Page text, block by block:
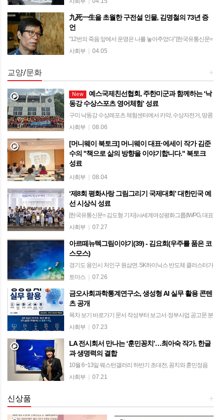
끊임없이 업계 관…
九死一生을 초월한 구전설 인물, 김명철의 73년 증
언
“12번의 죽음 앞에서 운명은 나를 놓아주었다” [한국유통신문=
김도형 기자] 전자통신·산업 전문가 출신의 김명철(73) 씨는
사회부 | 04.05
+
교양/문화
New
예스국제친선협회, 주한미군과 함께하는 ‘낙
동강 수상스포츠 영어체험’ 성료
구미 낙동강 수상레포츠 체험센터에서 카약, 수상자전거, 땅콩
보트 등 타며 미군과 수상스포츠 4년째 이어온 행사… “영어를
자] 예스국제친선협회(Yes In…
사회부 | 08.06
[머니웨이 북토크] 머니웨이 대표·에세이 작가 김준
수의 "책으로 삶의 방향을 이야기합니다." 북토크
성료
상주시립도서관에서 시민 40여 명과 함께… 책을 통해 사람과
시립도서관에서 열린 '머니웨이 북토크'에 약 40명의 시민들이
함께하며 뜻깊은 시간을 만들었다…
사회부 | 08.04
‘제8회 평화사랑 그림그리기 국제대회’ 대한민국 예
선 시상식 성료
[한국유통신문= 김도형 기자] ㈔세계여성평화그룹(IWPG, 대표
전나영)이 주최·주관한 ‘제8회 평화사랑 그림그리기 국제대회’
동에서 성료됐다. 올해로 8회…
사회부 | 07.27
아르떼뉴텍그림이야기(39) - 김요희(우주를 품은 코
스모스)
경기도 용인시 처인구 원삼면. SK하이닉스 반도체 클러스터가
분주히 조성되고 있는 이곳에는 첨단산업의 역동성과는 또 다
869(Lille 869)이다. ​ 카페의…
토마스 | 07.26
금오사회과학통계연구소, 생성형 AI 실무 활용 콘텐
츠 공개
목차 보기 바로가기 문서 작성부터 보고서·정부사업 공고문 분
석까지 업무 자동화 총망라 블로그 목차별 링크 연결로 접근성
연구소(책임 연구자 김도형)…
사회부 | 07.23
LA 전시회서 만나는 ‘훈민꽁치’…최아숙 작가, 한글
과 생명력의 결합
10월 6~13일 웨스턴갤러리 하반기 초대전, 꽁치와 훈민정음
결합한 회화 세계 조명 [한국유통신문= 김도형 기자] 미국 로스
사회부 | 07.21
+
신상품